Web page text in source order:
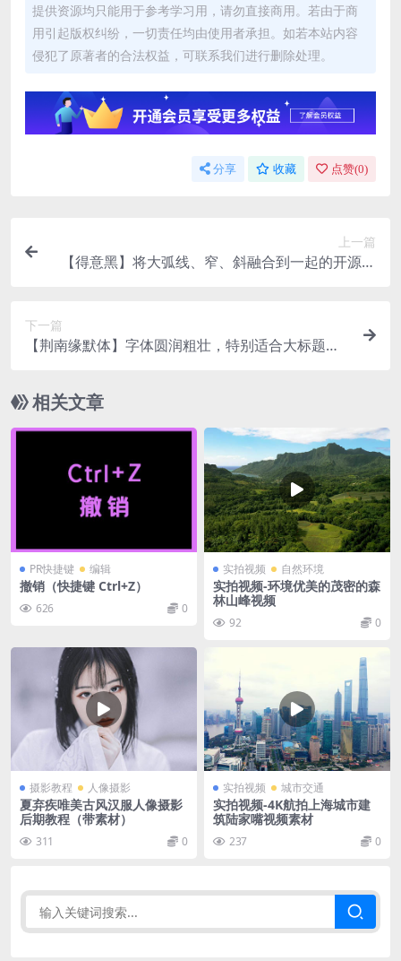
提供资源均只能用于参考学习用，请勿直接商用。若由于商
用引起版权纠纷，一切责任均由使用者承担。如若本站内容
侵犯了原著者的合法权益，可联系我们进行删除处理。
分享 收藏 点赞(0)
上一篇
【得意黑】将大弧线、窄、斜融合到一起的开源字
下一篇
【荆南缘默体】字体圆润粗壮，特别适合大标题使
相关文章
PR快捷键 编辑
撤销（快捷键 Ctrl+Z）
626 0
实拍视频 自然环境
实拍视频-环境优美的茂密的森
林山峰视频
92 0
摄影教程 人像摄影
夏弃疾唯美古风汉服人像摄影
后期教程（带素材）
311 0
实拍视频 城市交通
实拍视频-4K航拍上海城市建
筑陆家嘴视频素材
237 0